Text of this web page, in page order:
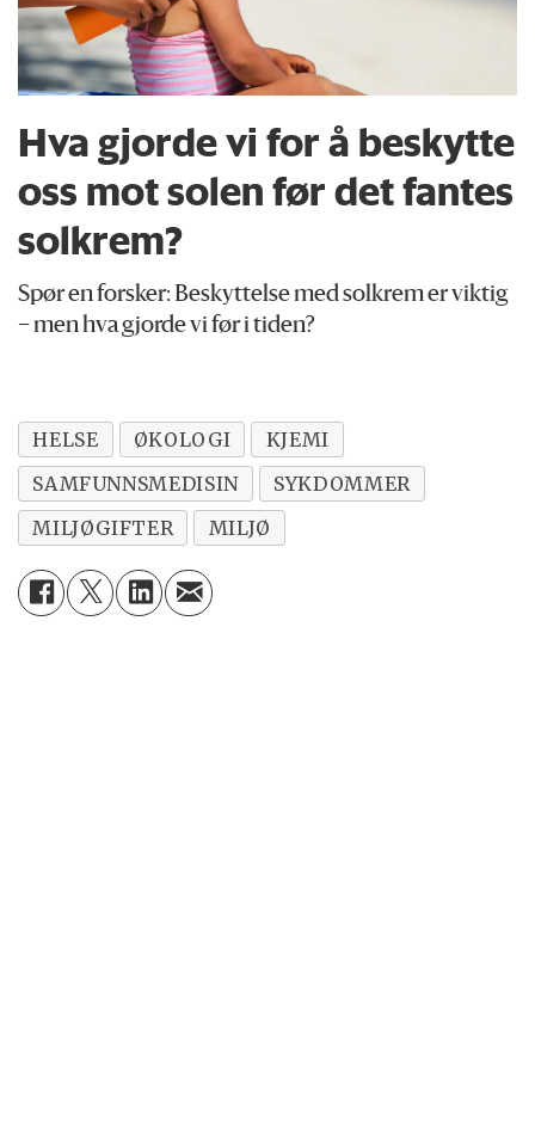
Hva gjorde vi for å beskytte
oss mot solen før det fantes
solkrem?
Spør en forsker: Beskyttelse med solkrem er viktig
– men hva gjorde vi før i tiden?
HELSE ØKOLOGI
KJEMI
SAMFUNNSMEDISIN
SYKDOMMER
MILJØGIFTER
MILJØ